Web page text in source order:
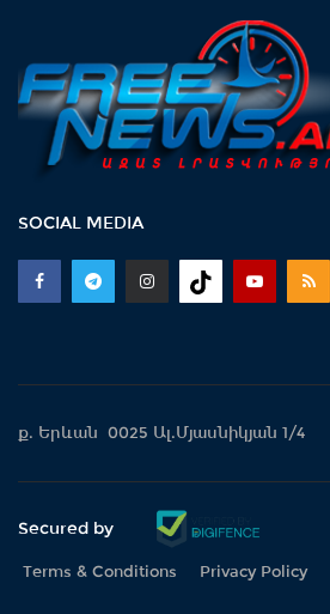
SOCIAL MEDIA
ք. Երևան 0025 Ալ.Մյասնիկյան 1/4
Secured by
Terms & Conditions Privacy Policy